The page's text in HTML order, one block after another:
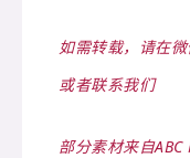
如需转载，
请在
或者联系我们
部分素材来自ABC